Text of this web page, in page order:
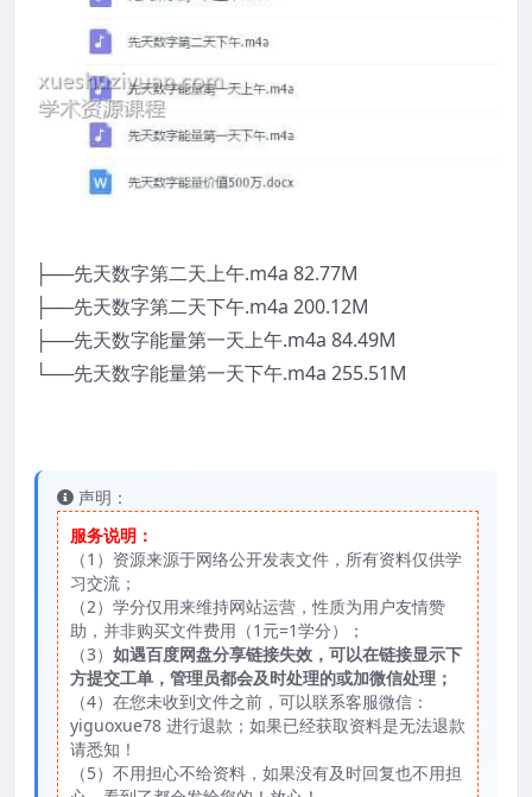
├──先天数字第二天上午.m4a 82.77M
├──先天数字第二天下午.m4a 200.12M
├──先天数字能量第一天上午.m4a 84.49M
└──先天数字能量第一天下午.m4a 255.51M
声明：
服务说明：
（1）资源来源于网络公开发表文件，所有资料仅供学
习交流；
（2）学分仅用来维持网站运营，性质为用户友情赞
助，并非购买文件费用（1元=1学分）；
（3） 如遇百度网盘分享链接失效，可以在链接显示下
方提交工单，管理员都会及时处理的或加微信处理；
（4）在您未收到文件之前，可以联系客服微信：
yiguoxue78 进行退款；如果已经获取资料是无法退款
请悉知！
（5）不用担心不给资料，如果没有及时回复也不用担